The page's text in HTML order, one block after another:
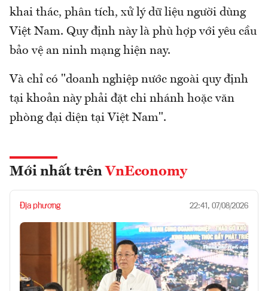
khai thác, phân tích, xử lý dữ liệu người dùng
Việt Nam. Quy định này là phù hợp với yêu cầu
bảo vệ an ninh mạng hiện nay.
Và chỉ có "doanh nghiệp nước ngoài quy định
tại khoản này phải đặt chi nhánh hoặc văn
phòng đại diện tại Việt Nam".
Mới nhất trên VnEconomy
Địa phương 22:41, 07/08/2026